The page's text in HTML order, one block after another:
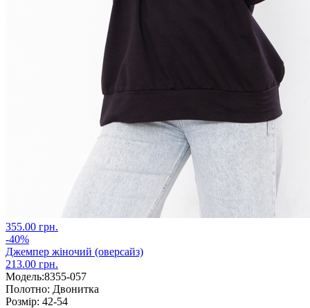
355.00 грн.
-40%
Джемпер жіночий (оверсайз)
213.00 грн.
Модель:8355-057
Полотно: Двонитка
Розмір: 42-54